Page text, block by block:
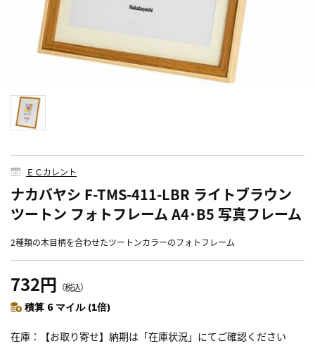
ＥＣカレント
ナカバヤシ F-TMS-411-LBR ライトブラウン
ツートン フォトフレーム A4･B5 写真フレーム
2種類の木目柄を合わせたツートンカラーのフォトフレーム
732円 （税込）
積算 6 マイル (1倍)
在庫 【お取り寄せ】納期は「在庫状況」にてご確認ください